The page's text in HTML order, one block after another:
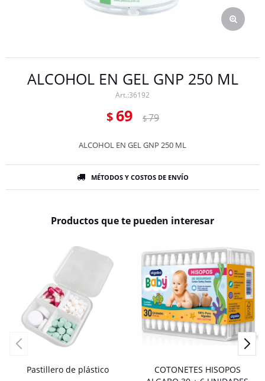
ALCOHOL EN GEL GNP 250 ML
36192
$ 69 $79
ALCOHOL EN GEL GNP 250 ML
MÉTODOS Y COSTOS DE ENVÍO
Productos que te pueden interesar
Pastillero de plástico
COTONETES HISOPOS